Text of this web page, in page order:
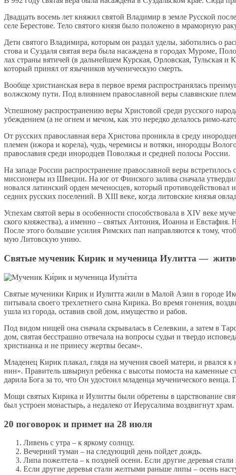
Два­дцать во­семь лет кня­жил свя­той Вла­ди­мир в зем­ле Рус­ской
се­ле Бе­ре­сто­ве. Те­ло свя­то­го кня­зя бы­ло по­ло­же­но в мра­мор­ную
Де­ти свя­то­го Вла­ди­ми­ра, ко­то­рым он раз­дал уде­лы, за­бо­ти­лись о
сто­ва и Суз­да­ля свя­тая ве­ра бы­ла на­саж­де­на в го­ро­дах Му­ро­ме,
лах стра­ны вя­ти­чей (в даль­ней­шем Кур­ская, Ор­лов­ская, Туль­ская
ко­то­рый при­нял от языч­ни­ков му­че­ни­че­скую смерть.
Во­об­ще хри­сти­ан­ская ве­ра в пер­вое вре­мя рас­про­стра­ня­лась
волж­ско­му пу­ти. Под вли­я­ни­ем пра­во­слав­ной ве­ры сла­вян­ские
Успеш­но­му рас­про­стра­не­нию ве­ры Хри­сто­вой сре­ди рус­ско­го
убеж­де­ни­ем (а не ог­нем и ме­чом, как это неред­ко де­ла­лось ри­мо-
От рус­ских пра­во­слав­ная ве­ра Хри­сто­ва про­ник­ла в сре­ду
пле­мен (ижо­ра и ко­ре­ла), чудь, че­ре­ми­сы и во­тя­ки, ино­род­цы
пра­во­сла­вия сре­ди ино­род­цев По­вол­жья и сред­ней по­ло­сы Рос­сии.
На за­па­де Рос­сии рас­про­стра­не­ние пра­во­слав­ной ве­ры
мис­си­о­не­ры из Шве­ции. На юг от Фин­ско­го за­ли­ва сна­ча­ла
но­вал­ся ла­тин­ский ор­ден ме­че­нос­цев, ко­то­рый
сед­них рус­ских по­се­ле­ний. В XIII ве­ке, ко­гда ли­тов­ские кня­зья
Успе­хам свя­той ве­ры в осо­бен­но­сти спо­соб­ство­ва­ла в XIV ве­ке
ско­го кня­же­ства), а имен­но – свя­тых Ан­то­ния, Иоан­на и Ев­ста­фия.
По­сле это­го боль­шие уси­лия Рим­ских пап на­прав­ля­ют­ся к то­му,
мую Ли­тов­скую унию.
Святые мученик Кирик и мученица Иулитта —
Свя­тые му­че­ни­ки Ки­рик и Иулит­та жи­ли в Ма­лой Азии в го­ро­де
пи­ты­ва­ла сво­е­го трех­лет­не­го сы­на Ки­ри­ка. Во вре­мя го­не­ния,
ушла из го­ро­да, оста­вив свой дом, иму­ще­ство и ра­бов.
Под ви­дом ни­щей она сна­ча­ла скры­ва­лась в Селев­кии, а за­тем в
дом, свя­тая бес­страш­но от­ве­ча­ла на во­про­сы судьи и твер­до
хри­сти­ан­ка и не при­не­су жерт­вы бе­сам».
Мла­де­нец Ки­рик пла­кал, гля­дя на му­че­ния сво­ей ма­те­ри, и рвал­ся
нин». Пра­ви­тель швыр­нул ре­бен­ка с вы­со­ты по­мо­ста на ка­мен­ные
да­ри­ла Бо­га за то, что Он удо­сто­ил мла­ден­ца му­че­ни­че­ско­го
Мо­щи свя­тых Ки­ри­ка и Иулит­ты бы­ли об­ре­те­ны в цар­ство­ва­ние
был устро­ен мо­на­стырь, а неда­ле­ко от Иеру­са­ли­ма воз­двиг­нут
20 поговорок и примет на 28 июля
Ливень с утра – к яркому солнцу.
Вечерний туман – на следующий день пойдет дождь.
Липа пожелтела – к поздней осени. Если другие деревья
Если другие деревья стали желтыми раньше липы – осень